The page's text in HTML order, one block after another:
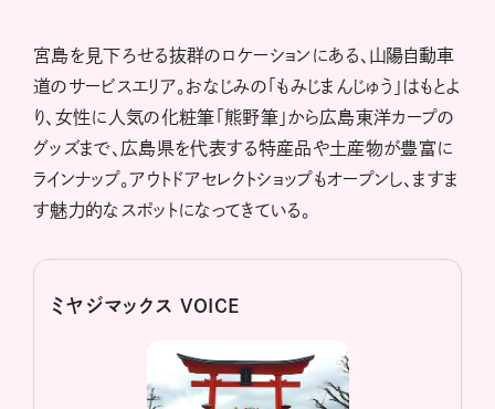
宮島を見下ろせる抜群のロケーションにある、山陽自動車
道のサービスエリア。おなじみの「もみじまんじゅう」はもとよ
り、女性に人気の化粧筆「熊野筆」から広島東洋カープの
グッズまで、広島県を代表する特産品や土産物が豊富に
ラインナップ。アウトドアセレクトショップもオープンし、ますま
す魅力的なスポットになってきている。
ミヤジマックス VOICE